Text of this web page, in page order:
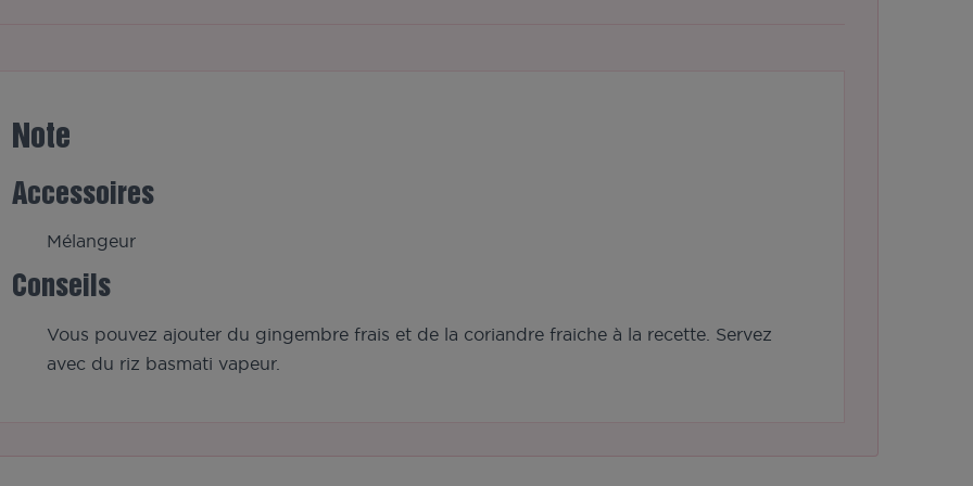
Note
Accessoires
Mélangeur
Conseils
Vous pouvez ajouter du gingembre frais et de la coriandre fraiche à la recette. Servez
avec du riz basmati vapeur.